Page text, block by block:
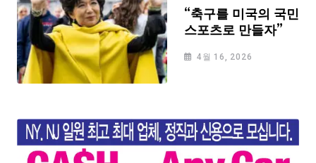
“축구를 미국의 국민
스포츠로 만들자”
4월 16, 2026